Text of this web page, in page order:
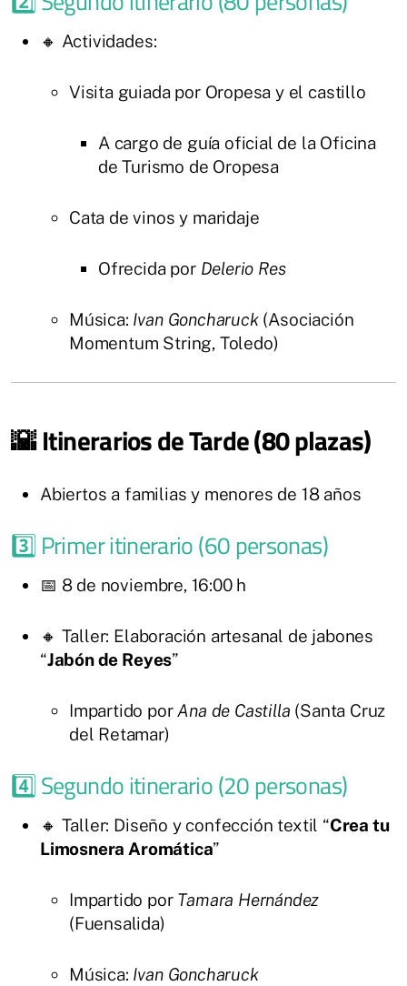
🔸 Actividades:
Visita guiada por Oropesa y el castillo
A cargo de guía oficial de la Oficina
de Turismo de Oropesa
Cata de vinos y maridaje
Ofrecida por Delerio Res
Música: Ivan Goncharuck(Asociación
Momentum String, Toledo)
🌇 Itinerarios de Tarde (80 plazas)
Abiertos a familias y menores de 18 años
3️⃣ Primer itinerario (60 personas)
📅 8 de noviembre, 16:00 h
🔸 Taller: Elaboración artesanal de jabones
“Jabón de Reyes”
Impartido porAna de Castilla (Santa Cruz
del Retamar)
4️⃣ Segundo itinerario (20 personas)
🔸 Taller: Diseño y confección textil “Crea tu
Limosnera Aromática”
Impartido por Tamara Hernández
(Fuensalida)
Música: Ivan Goncharuck